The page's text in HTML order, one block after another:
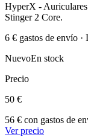
HyperX -
Stinger 2 Core.
6 € gastos de envío
NuevoEn stock
Precio
50 €
56 € con gastos de
Ver precio